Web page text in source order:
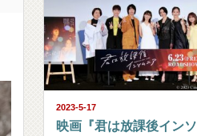
2023-5-17
映画『君は放課後インソ